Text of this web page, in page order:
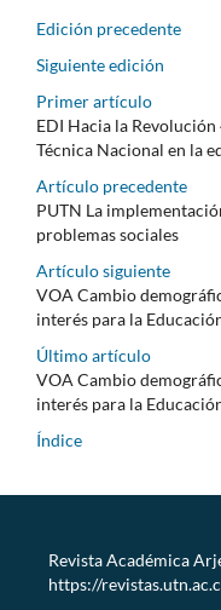
Edición precedente
Siguiente edición
Primer artículo
EDI Hacia la
Técnica Nacional en la
Artículo precedente
PUTN La
problemas sociales
Artículo siguiente
VOA Cambio
interés para la
Último artículo
VOA Cambio
interés para la
Índice
Revista Académica
https://